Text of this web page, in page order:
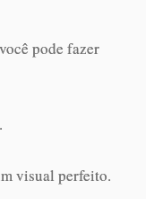
pode fazer
visual perfeito.